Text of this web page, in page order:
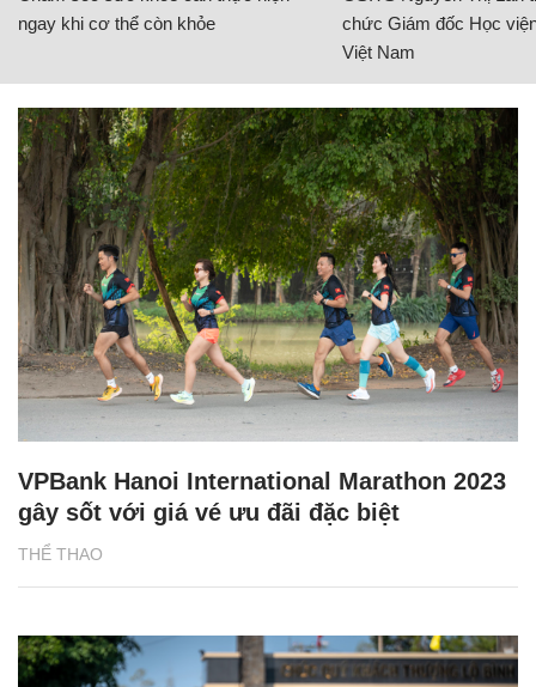
ngay khi cơ thể còn khỏe
chức Giám đốc Học
Việt Nam
THỂ THAO
VPBank Hanoi International Marathon 2023
gây sốt với giá vé ưu đãi đặc biệt